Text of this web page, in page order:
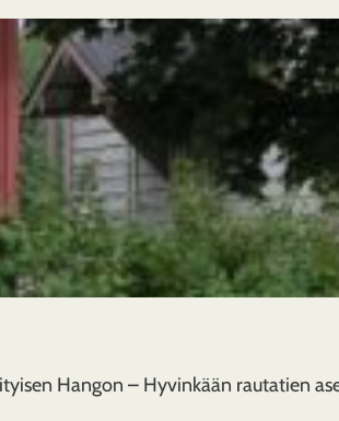
Hangon – Hyvinkään rautatien